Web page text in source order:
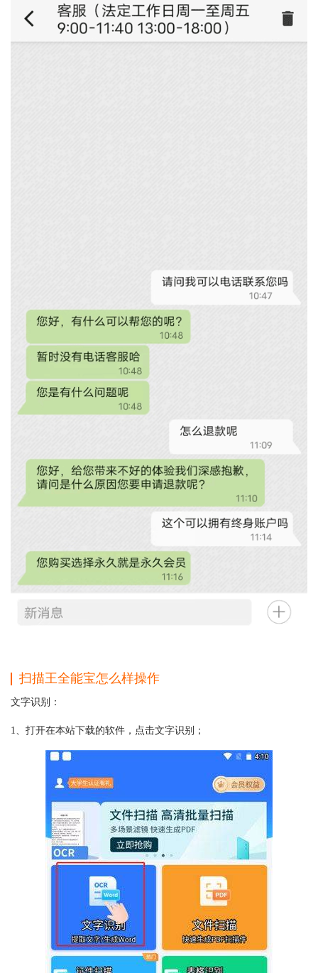
扫描王全能宝怎么样操作
文字识别：
1、打开在本站下载的软件，点击文字识别；